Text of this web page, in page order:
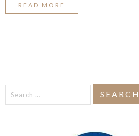
READ MORE
Search
for: